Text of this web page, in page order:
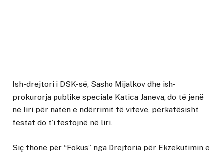
Ish-drejtori i DSK-së, Sasho Mijalkov dhe ish-
prokurorja publike speciale Katica Janeva, do të jenë
në liri për natën e ndërrimit të viteve, përkatësisht
festat do t’i festojnë në liri.
Siç thonë për “Fokus” nga Drejtoria për Ekzekutimin e